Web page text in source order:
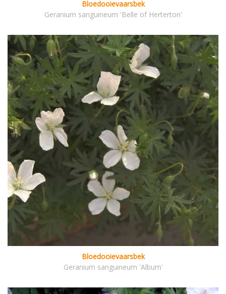
Bloedooievaarsbek
Geranium sanguineum 'Belle of Herterton'
Bloedooievaarsbek
Geranium sanguineum 'Album'